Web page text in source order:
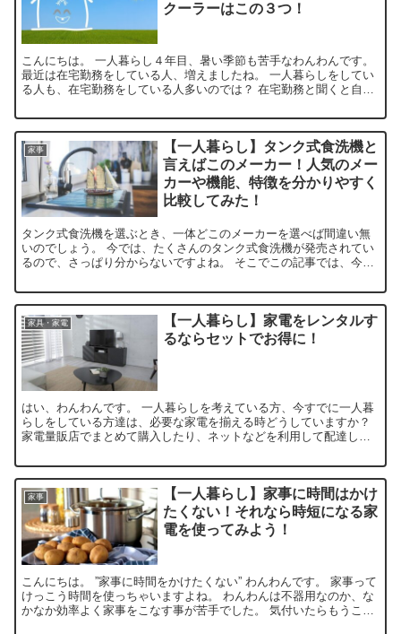
クーラーはこの３つ！
こんにちは。 一人暮らし４年目、暑い季節も苦手なわんわんです。
最近は在宅勤務をしている人、増えましたね。 一人暮らしをしてい
る人も、在宅勤務をしている人多いのでは？ 在宅勤務と聞くと自宅
家事
【一人暮らし】タンク式食洗機と
言えばこのメーカー！人気のメー
カーや機能、特徴を分かりやすく
比較してみた！
タンク式食洗機を選ぶとき、一体どこのメーカーを選べば間違い無
いのでしょう。 今では、たくさんのタンク式食洗機が発売されてい
るので、さっぱり分からないですよね。 そこでこの記事では、今人
ています。 ぜひ参考にしてみて下さい。
家具・家電
【一人暮らし】家電をレンタルす
るならセットでお得に！
はい、わんわんです。 一人暮らしを考えている方、今すでに一人暮
らしをしている方達は、必要な家電を揃える時どうしていますか？
家電量販店でまとめて購入したり、ネットなどを利用して配達して
家事
【一人暮らし】家事に時間はかけ
たくない！それなら時短になる家
電を使ってみよう！
こんにちは。 ”家事に時間をかけたくない” わんわんです。 家事って
けっこう時間を使っちゃいますよね。 わんわんは不器用なのか、な
かなか効率よく家事をこなす事が苦手でした。 気付いたらもうこん